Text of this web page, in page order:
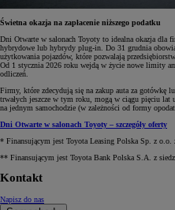
Świetna okazja na zapłacenie niższego podatku
Dni Otwarte w salonach Toyoty to idealna okazja dla
hybrydowe lub hybrydy plug-in. Do 31 grudnia
użytkowania pojazdów, które pozwalają
Od 1 stycznia 2026 roku wejdą w życie nowe limity
odliczeń.
Firmy, które zdecydują się na zakup auta za gotówkę
trwałych jeszcze w tym roku, mogą w ciągu pięciu lat
na jednym samochodzie (w zależności od formy
Dni Otwarte w salonach Toyoty – szczegóły oferty
* Finansującym jest Toyota Leasing Polska Sp. z o.o.
** Finansującym jest Toyota Bank Polska S.A. z
Kontakt
Napisz do nas